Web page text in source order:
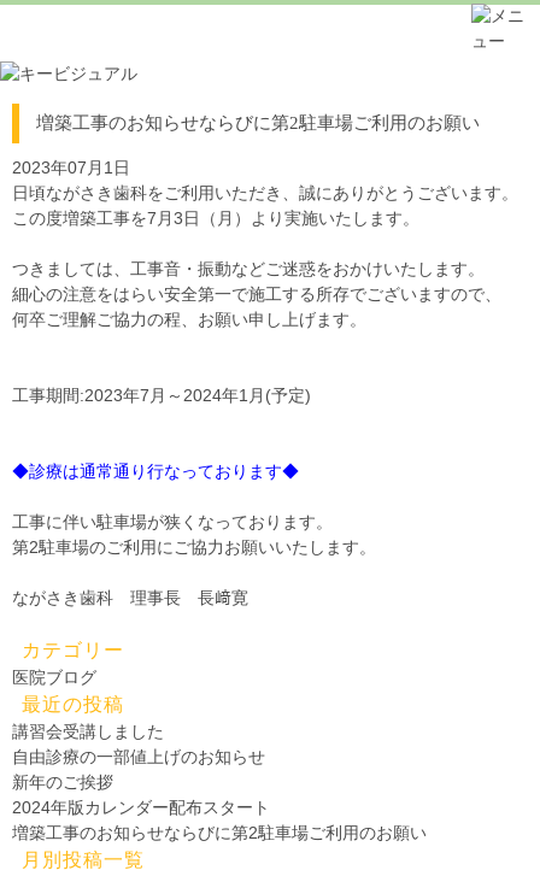
増築工事のお知らせならびに第2駐車場ご利用のお願い
2023年07月1日
日頃ながさき歯科をご利用いただき、誠にありがとうございます。
この度増築工事を7月3日（月）より実施いたします。
つきましては、工事音・振動などご迷惑をおかけいたします。
細心の注意をはらい安全第一で施工する所存でございますので、
何卒ご理解ご協力の程、お願い申し上げます。
工事期間:2023年7月～2024年1月(予定)
◆診療は通常通り行なっております◆
工事に伴い駐車場が狭くなっております。
第2駐車場のご利用にご協力お願いいたします。
ながさき歯科 理事長 長﨑寛
カテゴリー
医院ブログ
最近の投稿
講習会受講しました
自由診療の一部値上げのお知らせ
新年のご挨拶
2024年版カレンダー配布スタート
増築工事のお知らせならびに第2駐車場ご利用のお願い
月別投稿一覧